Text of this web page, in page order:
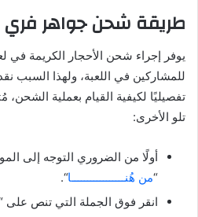
طريقة شحن جواهر فري
يوفر إجراء شحن الأحجار الكريمة في
للمشاركين في اللعبة، ولهذا السبب
تفصيليًا لكيفية القيام بعملية
تلو الأخرى:
أولًا من الضروري التوجه إلى
“من هُنـــــــــــــــــا“.
انقر فوق الجملة التي تنص على